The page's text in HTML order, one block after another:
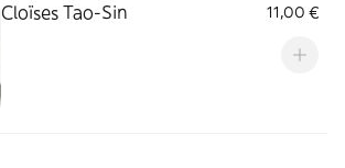
Cloïses Tao-Sin 11,00 €